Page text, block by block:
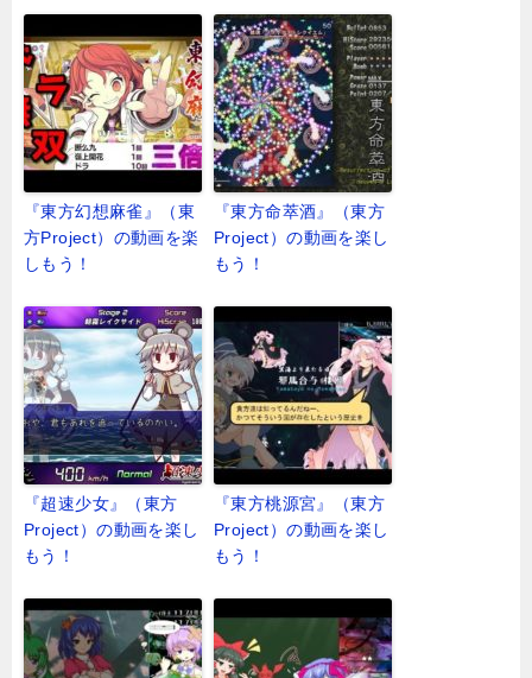
『東方幻想麻雀』（東
方Project）の動画を楽
しもう！
『東方命萃酒』（東方
Project）の動画を楽し
もう！
『超速少女』（東方
Project）の動画を楽し
もう！
『東方桃源宮』（東方
Project）の動画を楽し
もう！